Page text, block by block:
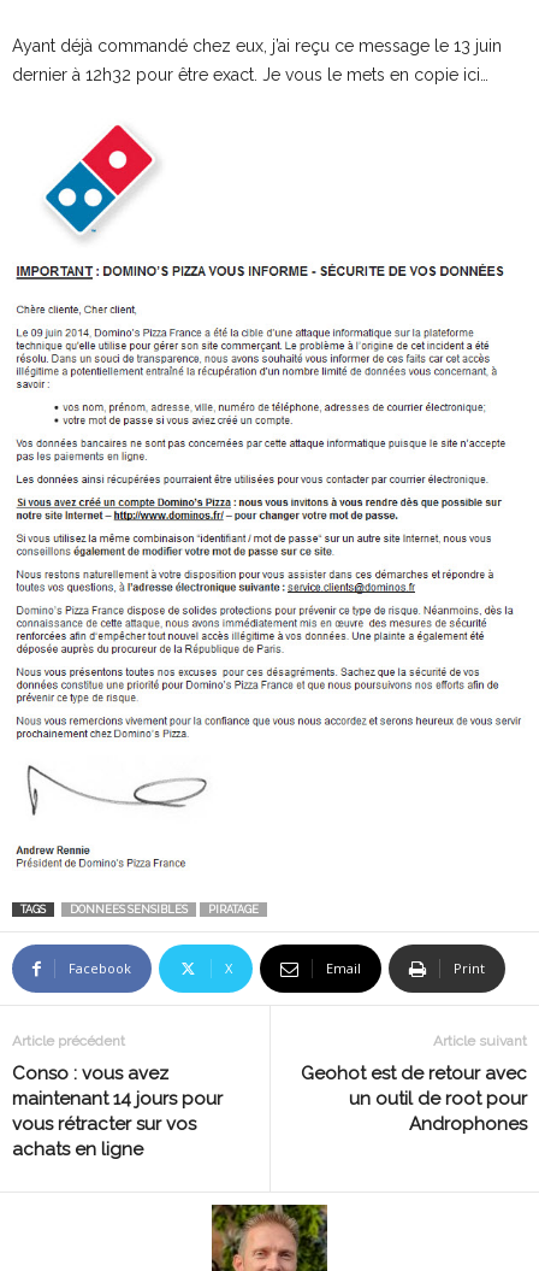
Ayant déjà commandé chez eux, j’ai reçu ce message le 13 juin
dernier à 12h32 pour être exact. Je vous le mets en copie ici…
TAGS DONNEES SENSIBLES PIRATAGE
Facebook X Email Print
Article précédent
Conso : vous avez
maintenant 14 jours pour
vous rétracter sur vos
achats en ligne
Article suivant
Geohot est de retour avec
un outil de root pour
Androphones